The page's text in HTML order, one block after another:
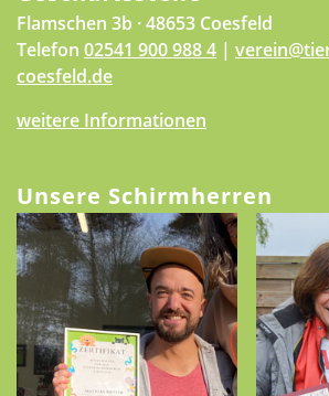
Flamschen 3b · 48653 Coesfeld
Telefon 02541 900 988 4 |
coesfeld.de
weitere Informationen
Unsere Schirmherren